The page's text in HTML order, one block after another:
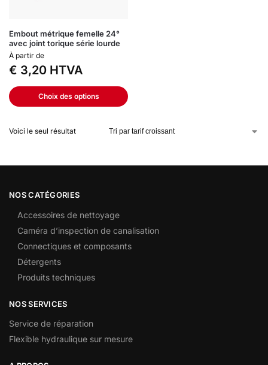
Embout métrique femelle 24°
avec joint torique série lourde
À partir de
€ 3,20 HTVA
Choix des options
Voici le seul résultat
NOS CATÉGORIES
Accessoires de nettoyage
Caméra d’inspection de canalisation
Connectiques et composants
Détergents
Produits techniques
NOS SERVICES
Service de réparation
Flexible hydraulique sur mesure